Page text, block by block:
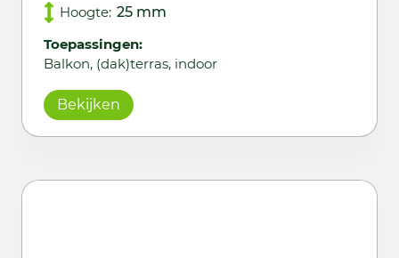
Hoogte: 25 mm
Toepassingen:
Balkon, (dak)terras, indoor
Bekijken